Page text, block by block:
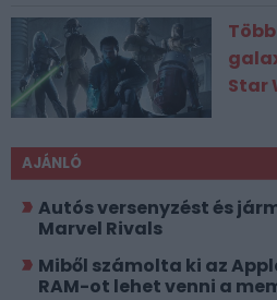
Star
AJÁNLÓ
Autós versenyzést és
Marvel Rivals
Miből számolta ki az
RAM-ot lehet venni a